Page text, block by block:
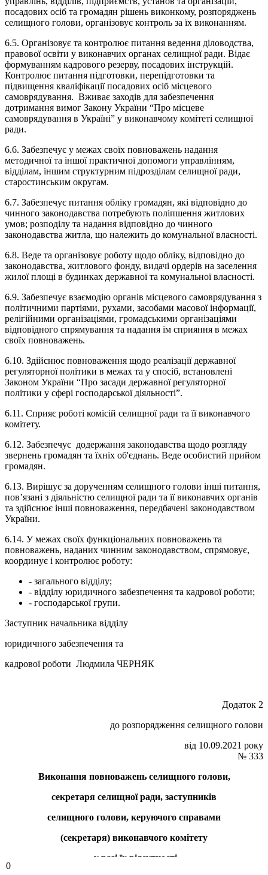
посадових осіб та громадян рішень виконкому, розпоряджень
селищного голови, організовує контроль за їх виконанням.
6.5. Організовує та контролює питання ведення діловодства,
правової освіти у виконавчих органах селищної ради. Відає
формуванням кадрового резерву, посадових інструкцій.
Контролює питання підготовки, перепідготовки та
підвищення кваліфікації посадових осіб місцевого
самоврядування. Вживає заходів для забезпечення
дотримання вимог Закону України “Про місцеве
самоврядування в Україні” у виконавчому комітеті селищної
ради.
6.6. Забезпечує у межах своїх повноважень надання
методичної та іншої практичної допомоги управлінням,
відділам, іншим структурним підрозділам селищної ради,
старостинським округам.
6.7. Забезпечує питання обліку громадян, які відповідно до
чинного законодавства потребують поліпшення житлових
умов; розподілу та надання відповідно до чинного
законодавства житла, що належить до комунальної власності.
6.8. Веде та організовує роботу щодо обліку, відповідно до
законодавства, житлового фонду, видачі ордерів на заселення
жилої площі в будинках державної та комунальної власності.
6.9. Забезпечує взаємодію органів місцевого самоврядування з
політичними партіями, рухами, засобами масової інформації,
релігійними організаціями, громадськими організаціями
відповідного спрямування та надання їм сприяння в межах
своїх повноважень.
6.10. Здійснює повноваження щодо реалізації державної
регуляторної політики в межах та у спосіб, встановлені
Законом України “Про засади державної регуляторної
політики у сфері господарської діяльності”.
6.11. Сприяє роботі комісій селищної ради та її виконавчого
комітету.
6.12. Забезпечує додержання законодавства щодо розгляду
звернень громадян та їхніх об'єднань. Веде особистий прийом
громадян.
6.13. Вирішує за дорученням селищного голови інші питання,
пов’язані з діяльністю селищної ради та її виконавчих органів
та здійснює інші повноваження, передбачені законодавством
України.
6.14. У межах своїх функціональних повноважень та
повноважень, наданих чинним законодавством, спрямовує,
координує і контролює роботу:
- загального відділу;
- відділу юридичного забезпечення та кадрової роботи;
- господарської групи.
Заступник начальника відділу
юридичного забезпечення та
кадрової роботи Людмила ЧЕРНЯК
Додаток 2
до розпорядження селищного голови
від 10.09.2021 року
№ 333
Виконання повноважень селищного голови,
секретаря селищної ради, заступників
селищного голови, керуючого справами
(секретаря) виконавчого комітету
у разі їх відсутності
0